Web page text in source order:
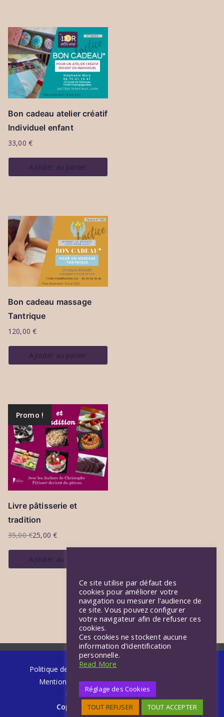
Bon cadeau atelier créatif
Individuel enfant
33,00 €
Ajouter au panier
Bon cadeau massage
Tantrique
120,00€
Ajouter au panier
Promo !
Livre pâtisserie et
tradition
35,00€
Le
prix
initial
25,00€
Le
prix
actuel
Ajouter au panier
Politique de confidentialité
Mentions légales
FAQ « Au 13or intérieur »
FAQ – la Charente-Maritime
Copyright © 2026 Ch.BRISSARD,
Ce site utilise par défaut des
cookies pour améliorer votre
navigation ou mesurer l'audience de
ce site. Vous pouvez configurer
votre navigateur afin de refuser ces
cookies.
Ces cookies ne stockent aucune
information d'identification
personnelle.
Read More
Réglage des Cookies
TOUT REFUSER
TOUT ACCEPTER